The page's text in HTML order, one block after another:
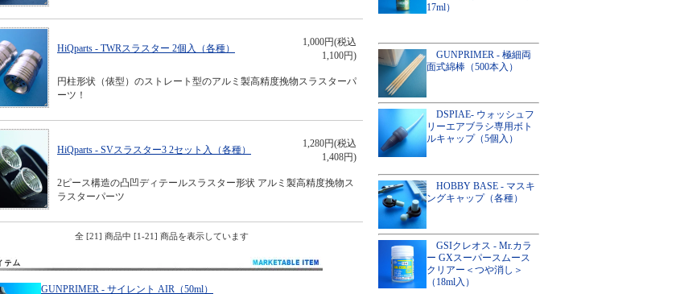
HiQparts - TWRスラスター 2個入（各種）
1,000円(税込
1,100円)
円柱形状（俵型）のストレート型のアルミ製高精度挽物スラスターパ
ーツ！
HiQparts - SVスラスター3 2セット入（各種）
1,280円(税込
1,408円)
2ピース構造の凸凹ディテールスラスター形状 アルミ製高精度挽物ス
ラスターパーツ
全 [21] 商品中 [1-21] 商品を表示しています
GUNPRIMER - サイレント AIR（50ml）
17ml）
GUNPRIMER - 極細両
面式綿棒（500本入）
DSPIAE- ウォッシュフ
リーエアブラシ専用ボト
ルキャップ（5個入）
HOBBY BASE - マスキ
ングキャップ（各種）
GSIクレオス - Mr.カラ
ー GXスーパースムース
クリアー＜つや消し＞
（18ml入）